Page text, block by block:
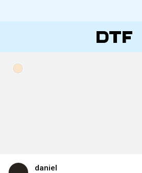
daniel